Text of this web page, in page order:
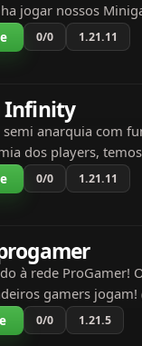
jogar nossos
🎮 Atualmente
aberto, entre
0/0 1.21.11
Infinity
semi anarquia com
dos players,
com opinioes e
comunidade,
0/0 1.21.11
à rede ProGamer!
gamers jogam!
nossa rede, você
PvP Capture the
0/0 1.21.5